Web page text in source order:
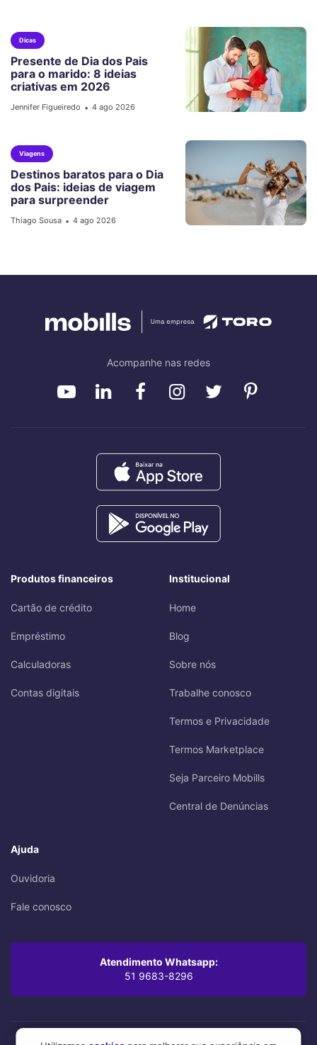
Dicas
Presente de Dia dos Pais
para o marido: 8 ideias
criativas em 2026
Jennifer Figueiredo • 4 ago 2026
Viagens
Destinos baratos para o Dia
dos Pais: ideias de viagem
para surpreender
Thiago Sousa • 4 ago 2026
Acompanhe nas redes
Produtos financeiros
Cartão de crédito
Empréstimo
Calculadoras
Contas digitais
Institucional
Home
Blog
Sobre nós
Trabalhe conosco
Termos e Privacidade
Termos Marketplace
Seja Parceiro Mobills
Central de Denúncias
Ajuda
Ouvidoria
Fale conosco
Atendimento Whatsapp:
51 9683-8296